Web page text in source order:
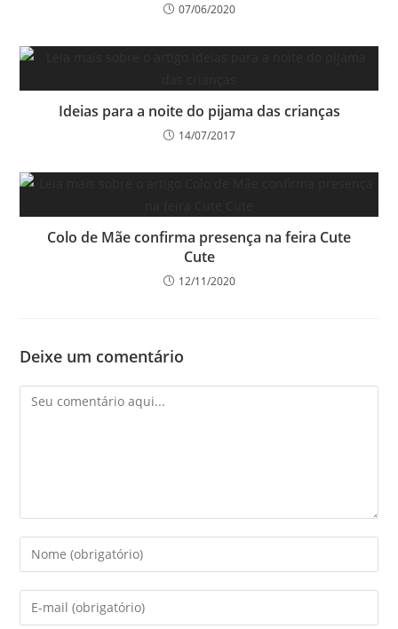
07/06/2020
Ideias para a noite do pijama das crianças
14/07/2017
Colo de Mãe confirma presença na feira Cute
Cute
12/11/2020
Deixe um comentário